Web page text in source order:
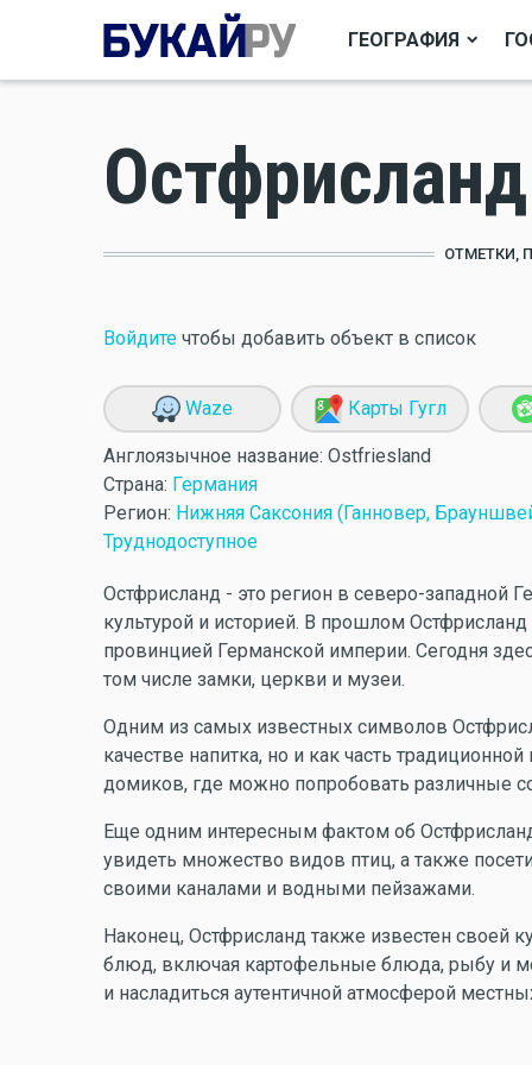
ГЕОГРАФИЯ
Остфрисланд
ОТМЕТКИ,
Войдите чтобы добавить объект в список
Waze Карты Гугл
Англоязычное название: Ostfriesland
Страна: Германия
Регион: Нижняя Саксония (Ганновер,
Труднодоступное
Остфрисланд - это регион в северо-западной
культурой и историей. В прошлом
провинцией Германской империи. Сегодня
том числе замки, церкви и музеи.
Одним из самых известных символов
качестве напитка, но и как часть
домиков, где можно попробовать различные
Еще одним интересным фактом об
увидеть множество видов птиц, а также
своими каналами и водными пейзажами.
Наконец, Остфрисланд также известен своей
блюд, включая картофельные блюда, рыбу и
и насладиться аутентичной атмосферой